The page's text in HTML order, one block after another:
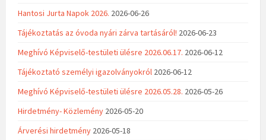
Hantosi Jurta Napok 2026. 2026-06-26
Tájékoztatás az óvoda nyári zárva tartásáról! 2026-06-23
Meghívó Képviselő-testületi ülésre 2026.06.17. 2026-06-12
Tájékoztató személyi igazolványokról 2026-06-12
Meghívó Képviselő-testületi ülésre 2026.05.28. 2026-05-26
Hirdetmény- Közlemény 2026-05-20
Árverési hirdetmény 2026-05-18